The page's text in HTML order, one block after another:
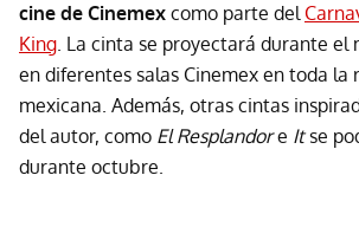
cine de Cinemex como parte del
King. La cinta se proyectará durante el
en diferentes salas Cinemex en toda la
mexicana. Además, otras cintas
del autor, como El Resplandore Itse
durante octubre.